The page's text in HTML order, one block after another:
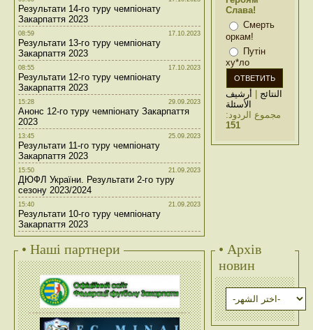
Результати 14-го туру чемпіонату
Закарпаття 2023
08:59 17.10.2023
Результати 13-го туру чемпіонату
Закарпаття 2023
08:55 17.10.2023
Результати 12-го туру чемпіонату
Закарпаття 2023
15:28 29.09.2023
Анонс 12-го туру чемпіонату Закарпаття
2023
13:45 25.09.2023
Результати 11-го туру чемпіонату
Закарпаття 2023
15:50 21.09.2023
ДЮФЛ України. Результати 2-го туру
сезону 2023/2024
15:40 21.09.2023
Результати 10-го туру чемпіонату
Закарпаття 2023
Слава!
Смерть
оркам!
Путін
ху*ло
النتائج | أرشيف
الأسئلة
مجموع الردود:
151
• Наші партнери
• Архів
новин